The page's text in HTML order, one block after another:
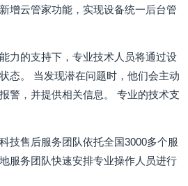
增云管家功能，实现设备统一后台管
力的支持下，专业技术人员将通过设
态。 当发现潜在问题时，他们会主动
警，并提供相关信息。 专业的技术支
技售后服务团队依托全国3000多个服
服务团队快速安排专业操作人员进行